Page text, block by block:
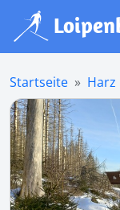
Startseite Harz